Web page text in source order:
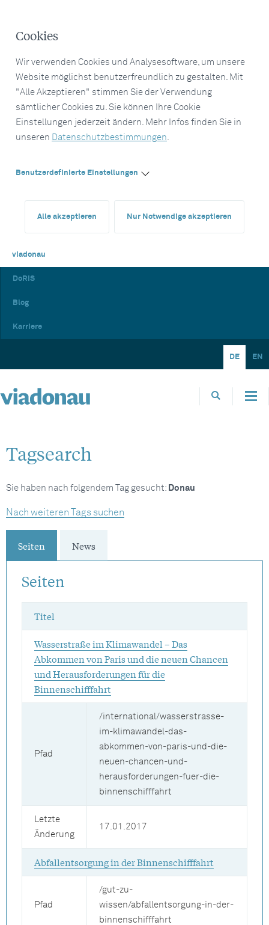
Cookies
Wir verwenden Cookies und Analysesoftware, um unsere
Website möglichst benutzerfreundlich zu gestalten. Mit
"Alle Akzeptieren" stimmen Sie der Verwendung
sämtlicher Cookies zu. Sie können Ihre Cookie
Einstellungen jederzeit ändern. Mehr Infos finden Sie in
unseren Datenschutzbestimmungen.
Benutzerdefinierte Einstellungen
Alle akzeptieren Nur Notwendige akzeptieren
viadonau
DoRIS
Blog
Karriere
DE EN
Tagsearch
Sie haben nach folgendem Tag gesucht: Donau
Nach weiteren Tags suchen
Seiten News
Seiten
Titel
Wasserstraße im Klimawandel – Das
Abkommen von Paris und die neuen Chancen
und Herausforderungen für die
Binnenschifffahrt
Pfad
/international/wasserstrasse-
im-klimawandel-das-
abkommen-von-paris-und-die-
neuen-chancen-und-
herausforderungen-fuer-die-
binnenschifffahrt
Letzte
Änderung
17.01.2017
Abfallentsorgung in der Binnenschifffahrt
Pfad
/gut-zu-
wissen/abfallentsorgung-in-der-
binnenschifffahrt